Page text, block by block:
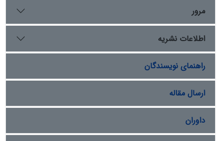
مرور
اطلاعات نشریه
راهنمای نویسندگان
ارسال مقاله
داوران